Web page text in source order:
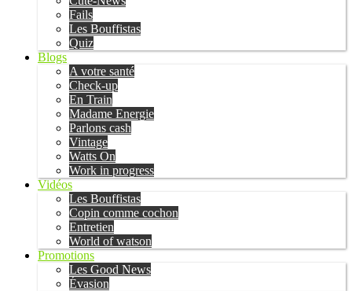
Fails
Les Bouffistas
Quiz
Blogs
A votre santé
Check-up
En Train
Madame Energie
Parlons cash
Vintage
Watts On
Work in progress
Vidéos
Les Bouffistas
Copin comme cochon
Entretien
World of watson
Promotions
Les Good News
Évasion